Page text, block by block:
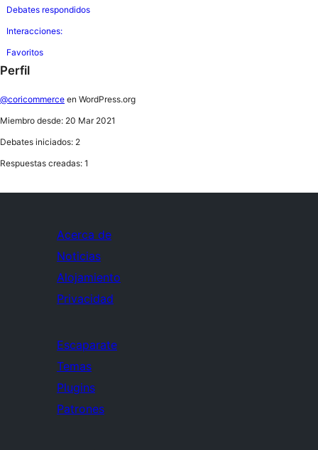
Debates respondidos
Interacciones:
Favoritos
Perfil
@coricommerce en WordPress.org
Miembro desde: 20 Mar 2021
Debates iniciados: 2
Respuestas creadas: 1
Acerca de
Noticias
Alojamiento
Privacidad
Escaparate
Temas
Plugins
Patrones